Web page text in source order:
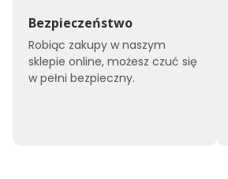
Bezpieczeństwo
Robiąc zakupy w naszym
sklepie online, możesz czuć się
w pełni bezpieczny.